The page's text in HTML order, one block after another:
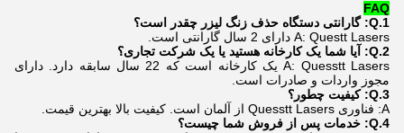
FAQ
1.Q: گارانتی دستگاه حذف زنگ لیزر چقدر است؟
A: Questt Lasers دارای 2 سال گارانتی است.
2.Q: آیا شما یک کارخانه هستید یا یک شرکت تجاری؟
A: Quesstt Lasers یک کارخانه است که 22 سال سابقه دارد. دارای
مجوز واردات و صادرات است.
3.Q: کیفیت چطور؟
A: فناوری Quesstt Lasers از آلمان است. کیفیت بالا بهترین قیمت.
4.Q: خدمات پس از فروش شما چیست؟